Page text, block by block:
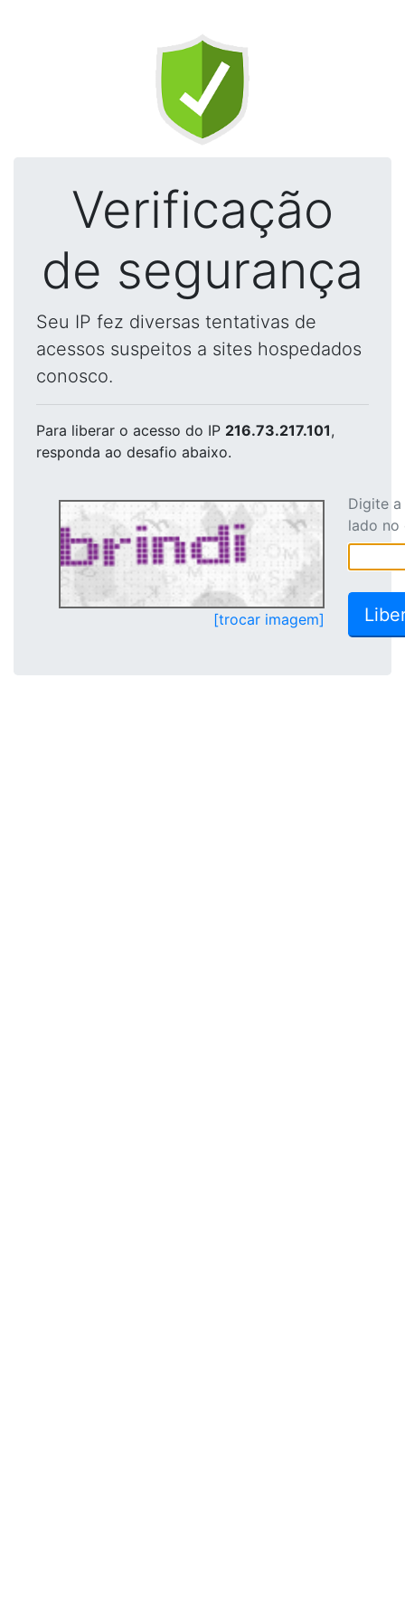
Verificação
de segurança
Seu IP fez diversas tentativas de
acessos suspeitos a sites hospedados
conosco.
Para liberar o acesso do IP 216.73.217.101,
responda ao desafio abaixo.
[trocar imagem]
Digite
lado no